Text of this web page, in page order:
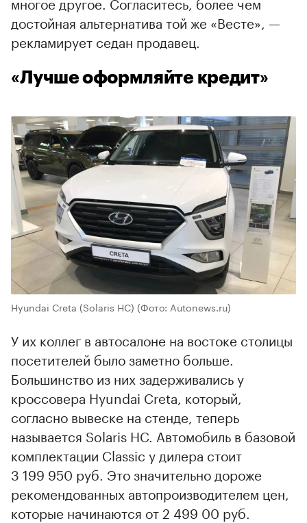
достойная альтернатива той же «Весте», —
рекламирует седан продавец.
«Лучше оформляйте кредит»
Hyundai Creta (Solaris HC) (Фото: Autonews.ru)
У их коллег в автосалоне на востоке столицы
посетителей было заметно больше.
Большинство из них задерживались у
кроссовера Hyundai Creta, который,
согласно вывеске на стенде, теперь
называется Solaris HC. Автомобиль в базовой
комплектации Classic у дилера стоит
3 199 950 руб. Это значительно дороже
рекомендованных автопроизводителем цен,
которые начинаются от 2 499 00 руб.